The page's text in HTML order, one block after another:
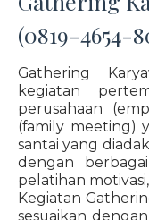
(0819-4654-
Gathering
kegiatan
perusahaan
(family meeting)
santai yang
dengan
pelatihan
Kegiatan
sesuaikan